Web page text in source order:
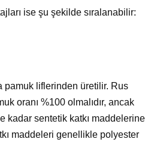
ise şu şekilde sıralanabilir:
pamuk liflerinden üretilir. Rus
oranı %100 olmalıdır, ancak
kadar sentetik katkı maddelerine
maddeleri genellikle polyester